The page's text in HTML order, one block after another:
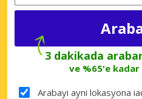
3 dakikada
ve %65'e
Arabayi ayni lokasyona